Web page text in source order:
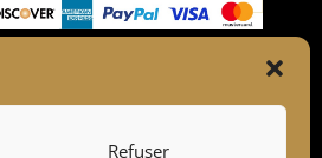
Refuser